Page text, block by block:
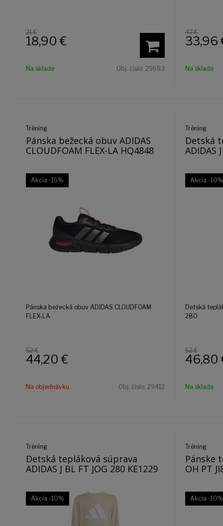
21 €
18,90 €
Na sklade Obj. čislo: 29693
47 €
33,96
Na sklade
Tréning
Pánska bežecká obuv ADIDAS
CLOUDFOAM FLEX-LA HQ4848
Akcia -15%
Pánska bežecká obuv ADIDAS CLOUDFOAM
FLEX-LA
52 €
44,20 €
Na objednávku Obj. čislo: 29412
Tréning
Detská
ADIDAS
Akcia -10%
Detská
280
52 €
46,80
Na sklade
Tréning
Detská tepláková súprava
ADIDAS J BL FT JOG 280 KE1229
Akcia -10%
Tréning
Pánske
OH PT
Akcia -10%